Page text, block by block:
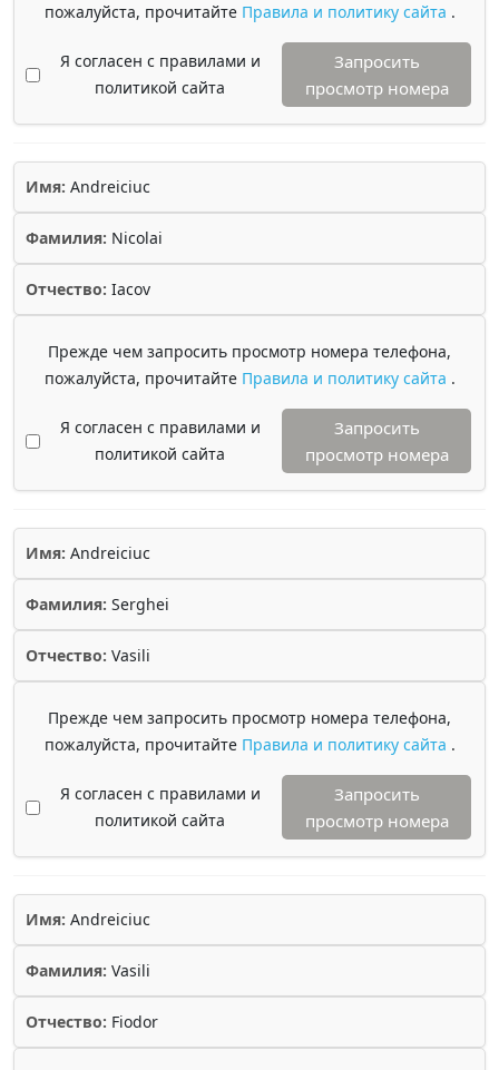
пожалуйста, прочитайте Правила и политику сайта .
Я согласен с правилами и
политикой сайта
Запросить
просмотр номера
Имя: Andreiciuc
Фамилия: Nicolai
Отчество: Iacov
Прежде чем запросить просмотр номера телефона,
пожалуйста, прочитайте Правила и политику сайта .
Я согласен с правилами и
политикой сайта
Запросить
просмотр номера
Имя: Andreiciuc
Фамилия: Serghei
Отчество: Vasili
Прежде чем запросить просмотр номера телефона,
пожалуйста, прочитайте Правила и политику сайта .
Я согласен с правилами и
политикой сайта
Запросить
просмотр номера
Имя: Andreiciuc
Фамилия: Vasili
Отчество: Fiodor